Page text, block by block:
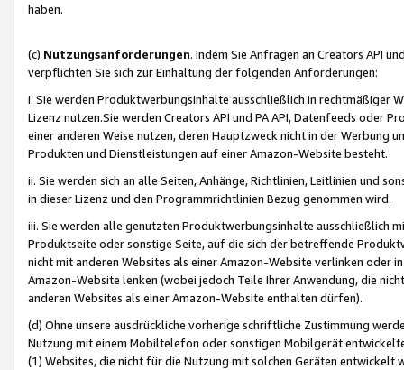
haben.
(c) Nutzungsanforderungen. Indem Sie Anfragen an Creators API
verpflichten Sie sich zur Einhaltung der folgenden Anforderungen:
i. Sie werden Produktwerbungsinhalte ausschließlich in rechtmäßiger
Lizenz nutzen.Sie werden Creators API und PA API, Datenfeeds oder
einer anderen Weise nutzen, deren Hauptzweck nicht in der Werbung
Produkten und Dienstleistungen auf einer Amazon-Website besteht.
ii. Sie werden sich an alle Seiten, Anhänge, Richtlinien, Leitlinien und
in dieser Lizenz und den Programmrichtlinien Bezug genommen wird.
iii. Sie werden alle genutzten Produktwerbungsinhalte ausschließlich
Produktseite oder sonstige Seite, auf die sich der betreffende
nicht mit anderen Websites als einer Amazon-Website verlinken oder
Amazon-Website lenken (wobei jedoch Teile Ihrer Anwendung, die
anderen Websites als einer Amazon-Website enthalten dürfen).
(d) Ohne unsere ausdrückliche vorherige schriftliche Zustimmung
Nutzung mit einem Mobiltelefon oder sonstigen Mobilgerät
(1) Websites, die nicht für die Nutzung mit solchen Geräten